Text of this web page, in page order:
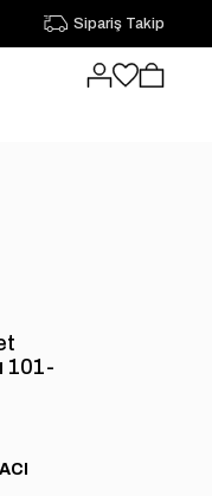
Sipariş Takip
101-